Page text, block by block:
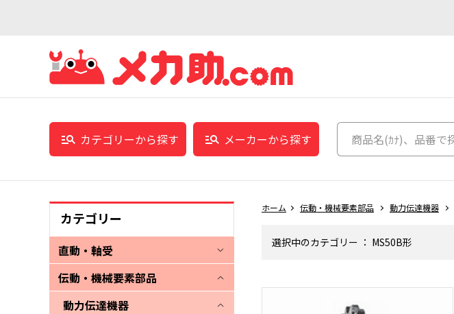
カテゴリーから探す メーカーから探す
カテゴリー
直動・軸受
伝動・機械要素部品
動力伝達機器
ホーム 伝動・機械要素部品 動力伝達機器
選択中のカテゴリー ： MS50B形